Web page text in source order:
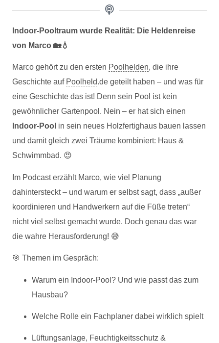
Indoor-Pooltraum wurde Realität: Die Heldenreise
von Marco 🏡💧
Marco gehört zu den ersten Poolhelden, die ihre
Geschichte auf Poolheld.de geteilt haben – und was für
eine Geschichte das ist! Denn sein Pool ist kein
gewöhnlicher Gartenpool. Nein – er hat sich einen
Indoor-Pool in sein neues Holzfertighaus bauen lassen
und damit gleich zwei Träume kombiniert: Haus &
Schwimmbad. 😍
Im Podcast erzählt Marco, wie viel Planung
dahintersteckt – und warum er selbst sagt, dass „außer
koordinieren und Handwerkern auf die Füße treten“
nicht viel selbst gemacht wurde. Doch genau das war
die wahre Herausforderung! 😅
🎯 Themen im Gespräch:
Warum ein Indoor-Pool? Und wie passt das zum
Hausbau?
Welche Rolle ein Fachplaner dabei wirklich spielt
Lüftungsanlage, Feuchtigkeitsschutz &